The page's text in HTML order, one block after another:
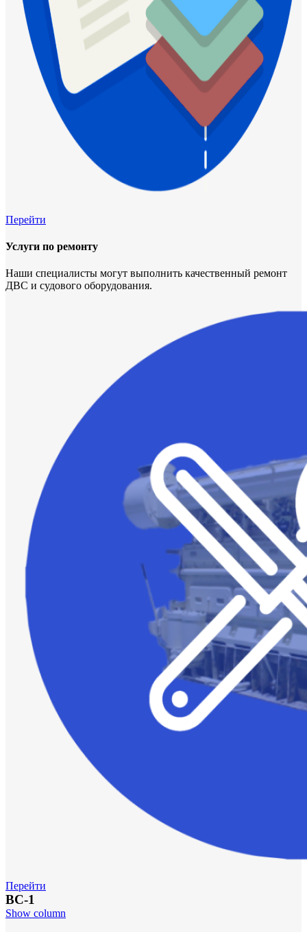
Перейти
Услуги по ремонту
Наши специалисты могут выполнить качественный ремонт
ДВС и судового оборудования.
Перейти
ВС-1
Show column